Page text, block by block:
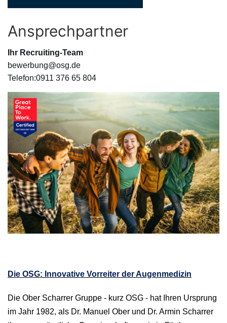
Ansprechpartner
Ihr Recruiting-Team
bewerbung@osg.de
Telefon:0911 376 65 804
Die OSG: Innovative Vorreiter der Augenmedizin
Die Ober Scharrer Gruppe - kurz OSG - hat Ihren Ursprung
im Jahr 1982, als Dr. Manuel Ober und Dr. Armin Scharrer